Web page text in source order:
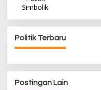
Politik Terbaru
Postingan Lain